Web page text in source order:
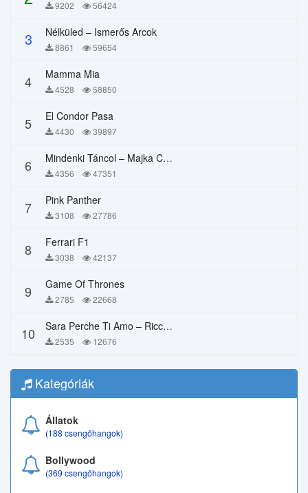
9202 56424
3 Nélküled – Ismerős Arcok
8861 59654
4 Mamma Mia
4528 58850
5 El Condor Pasa
4430 39897
6 Mindenki Táncol – Majka Curtis, Péter Majoros
4356 47351
7 Pink Panther
3108 27786
8 Ferrari F1
3038 42137
9 Game Of Thrones
2785 22668
10 Sara Perche Ti Amo – Ricchi E Poveri
2535 12676
Kategóriák
Állatok
(188 csengőhangok)
Bollywood
(369 csengőhangok)